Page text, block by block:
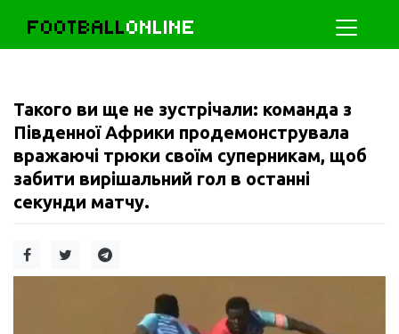
FOOTBALLONLINE
Такого ви ще не зустрічали: команда з
Південної Африки продемонструвала
вражаючі трюки своїм суперникам, щоб
забити вирішальний гол в останні
секунди матчу.